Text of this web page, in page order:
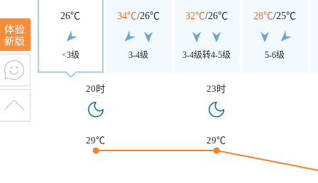
26℃
<3级
34℃/26℃
3-4级
32℃/26℃
3-4级转4-5级
28℃/25℃
5-6级
20时 23时
29℃ 29℃